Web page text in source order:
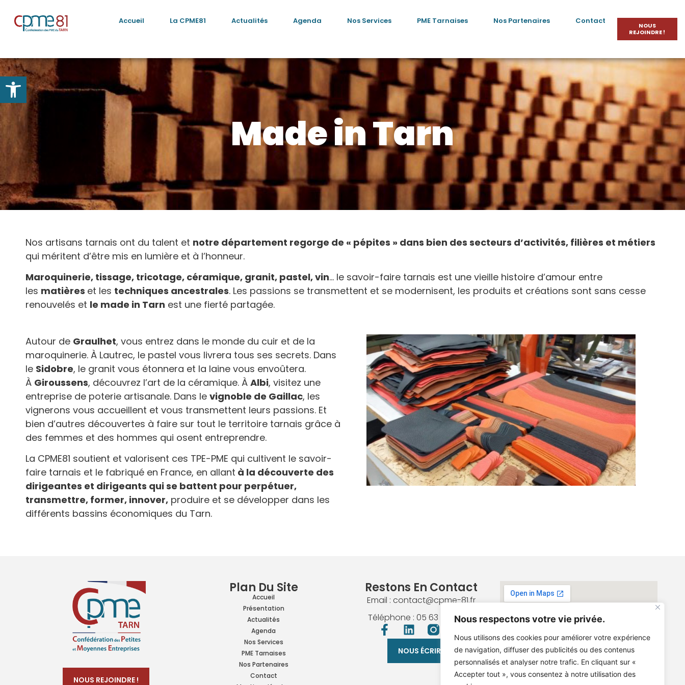
Nous respectons votre vie privée.
Nous utilisons des cookies pour améliorer votre expérience
de navigation, diffuser des publicités ou des contenus
personnalisés et analyser notre trafic. En cliquant sur «
Accepter tout », vous consentez à notre utilisation des
Accueil La CPME81 Actualités Agenda Nos Services PME Tarnaises Nos Partenaires Contact
NOUS
REJOINDRE !
Made in Tarn
Nos artisans tarnais ont du talent et notre département regorge de « pépites » dans bien des secteurs d’activités, filières et métiers
qui méritent d’être mis en lumière et à l’honneur.
Maroquinerie, tissage, tricotage, céramique, granit, pastel, vin… le savoir-faire tarnais est une vieille histoire d’amour entre
les matières et les techniques ancestrales. Les passions se transmettent et se modernisent, les produits et créations sont sans cesse
renouvelés et le made in Tarn est une fierté partagée.
Autour de Graulhet, vous entrez dans le monde du cuir et de la
maroquinerie. À Lautrec, le pastel vous livrera tous ses secrets. Dans
le Sidobre, le granit vous étonnera et la laine vous envoûtera.
À Giroussens, découvrez l’art de la céramique. À Albi, visitez une
entreprise de poterie artisanale. Dans le vignoble de Gaillac, les
vignerons vous accueillent et vous transmettent leurs passions. Et
bien d’autres découvertes à faire sur tout le territoire tarnais grâce à
des femmes et des hommes qui osent entreprendre.
La CPME81 soutient et valorisent ces TPE-PME qui cultivent le savoir-
faire tarnais et le fabriqué en France, en allant à la découverte des
dirigeantes et dirigeants qui se battent pour perpétuer,
transmettre, former, innover, produire et se développer dans les
différents bassins économiques du Tarn.
NOUS REJOINDRE !
Plan Du Site
Accueil
Présentation
Actualités
Agenda
Nos Services
PME Tarnaises
Nos Partenaires
Contact
Restons En Contact
Email : contact@cpme-81.fr
Téléphone : 05 63 40 78 89
NOUS ÉCRIRE
Ouvrir la barre d’outils